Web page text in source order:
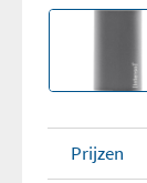
Prijzen